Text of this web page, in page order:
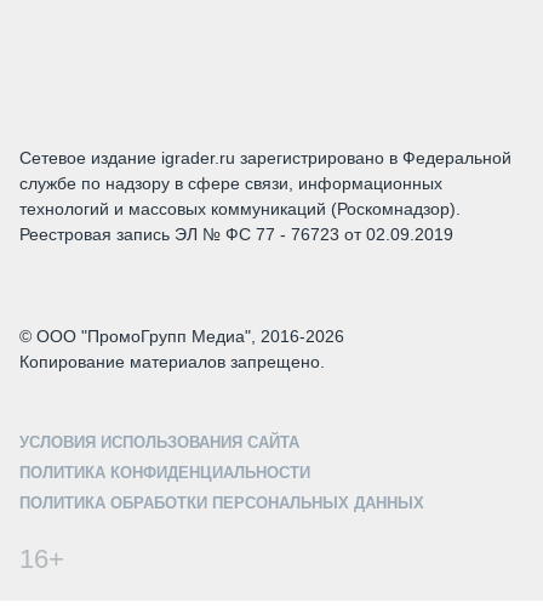
Сетевое издание igrader.ru зарегистрировано в Федеральной
службе по надзору в сфере связи, информационных
технологий и массовых коммуникаций (Роскомнадзор).
Реестровая запись ЭЛ № ФС 77 - 76723 от 02.09.2019
© ООО "ПромоГрупп Медиа", 2016-2026
Копирование материалов запрещено.
УСЛОВИЯ ИСПОЛЬЗОВАНИЯ САЙТА
ПОЛИТИКА КОНФИДЕНЦИАЛЬНОСТИ
ПОЛИТИКА ОБРАБОТКИ ПЕРСОНАЛЬНЫХ ДАННЫХ
16+